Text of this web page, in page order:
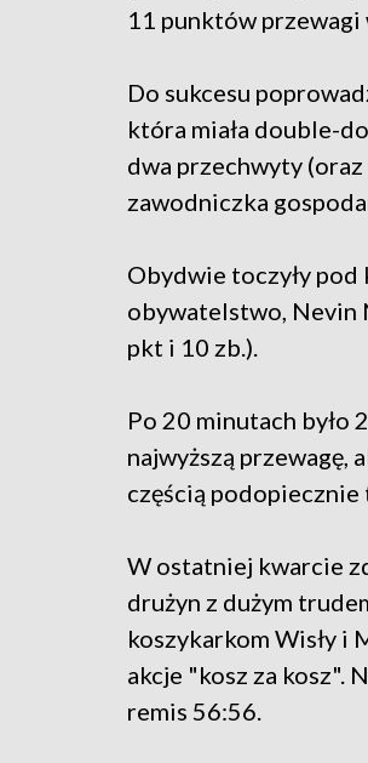
11 punktów przewagi
Do sukcesu
która miała double-
dwa przechwyty
zawodniczka
Obydwie toczyły pod
obywatelstwo, Nevin
pkt i 10 zb.).
Po 20 minutach było
najwyższą przewagę,
częścią
W ostatniej kwarcie
drużyn z dużym
koszykarkom Wisły i
akcje "kosz za kosz".
remis 56:56.